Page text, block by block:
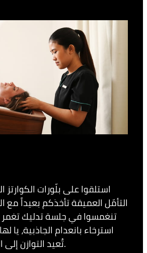
استلقوا على بلّورات الكوارتز
التأمّل العميقة تأخذكم بعيداً مع
تنغمسوا في جلسة تدليك
استرخاء بانعدام الجاذبية، يا
تُعيد التوازن إلى الجسد والذهن والروح.